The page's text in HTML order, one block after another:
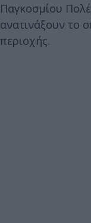
Παγκοσμίου
ανατινάξουν το
περιοχής.